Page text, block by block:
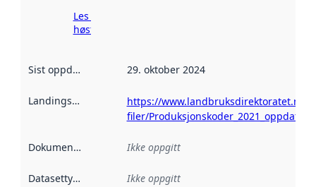
Les mer om
høsting her
Sist oppdatert 29. oktober 2024
Landingsside
https://www.landbruksdirektoratet.no/
filer/
Dokumentasjon Ikke oppgitt
Datasettype Ikke oppgitt